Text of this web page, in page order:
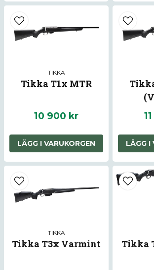
TIKKA
Tikka T1x MTR
10 900 kr
LÄGG I VARUKORGEN LÄGG I
TIKKA
Tikka T3x Varmint Tikka
Skicka fråga